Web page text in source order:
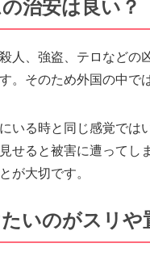
治安は良い？
人、強盗、テロなどの
。そのため外国の中で
いる時と同じ感覚で
せると被害に遭って
が大切です。
いのがスリや